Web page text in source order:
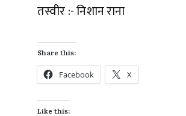
तस्वीर :- निशान राना
Share this:
Facebook X
Like this: